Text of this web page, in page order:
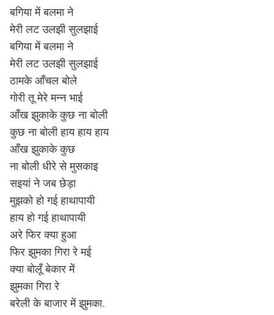
बगिया में बलमा ने
मेरी लट उलझी सुलझाई
बगिया में बलमा ने
मेरी लट उलझी सुलझाई
ठामके आँचल बोले
गोरी तू मेरे मन्न भाई
आँख झुकाके कुछ ना बोली
कुछ ना बोली हाय हाय हाय
आँख झुकाके कुछ
ना बोली धीरे से मुसकाइ
सइयां ने जब छेड़ा
मुझको हो गई हाथापायी
हाय हो गई हाथापायी
अरे फिर क्या हुआ
फिर झुमका गिरा रे मई
क्या बोलूँ बेकार में
झुमका गिरा रे
बरेली के बाजार में झुमका.